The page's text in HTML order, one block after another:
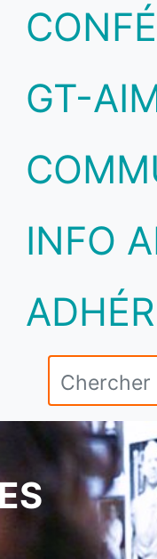
GT-
INFO